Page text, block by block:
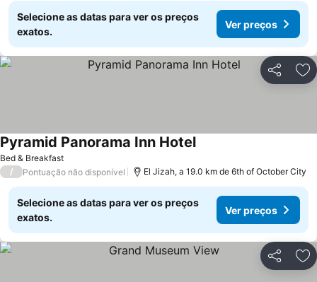
Selecione as datas para ver os preços
exatos.
Ver preços
Partilhar
Bed & Breakfast
Pyramid Panorama Inn Hotel
/ Pontuação não disponível El Jizah, a 19.0 km de 6th of October City
Selecione as datas para ver os preços
exatos.
Ver preços
Partilhar